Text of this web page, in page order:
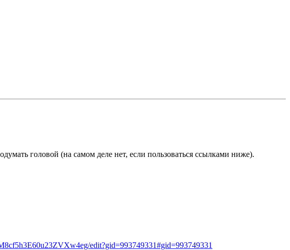
головой (на самом деле нет, если пользоваться ссылками ниже).
edit?gid=993749331#gid=993749331